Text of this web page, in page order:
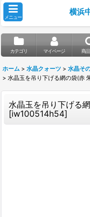
メニュー
横浜
カテゴリ マイページ 商
ホーム > 水晶クォーツ > 水晶そ
> 水晶玉を吊り下げる網の袋(赤
水晶玉を吊り下げる
[iw100514h54]